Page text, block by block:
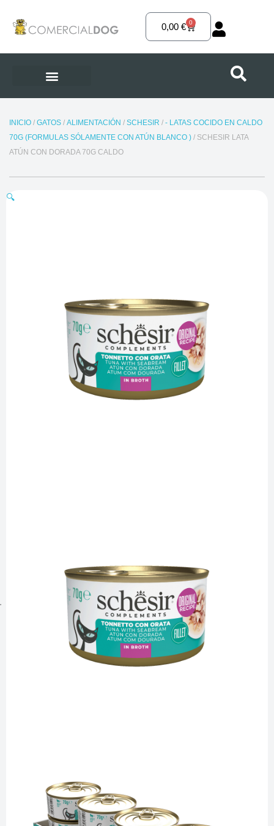
contenido
0,00€ 0
Carrito
INICIO/ GATOS/ ALIMENTACIÓN / SCHESIR / - LATAS COCIDO EN CALDO
70G (FORMULAS SÓLAMENTE CON ATÚN BLANCO )/ SCHESIR LATA
ATÚN CON DORADA 70G CALDO
🔍